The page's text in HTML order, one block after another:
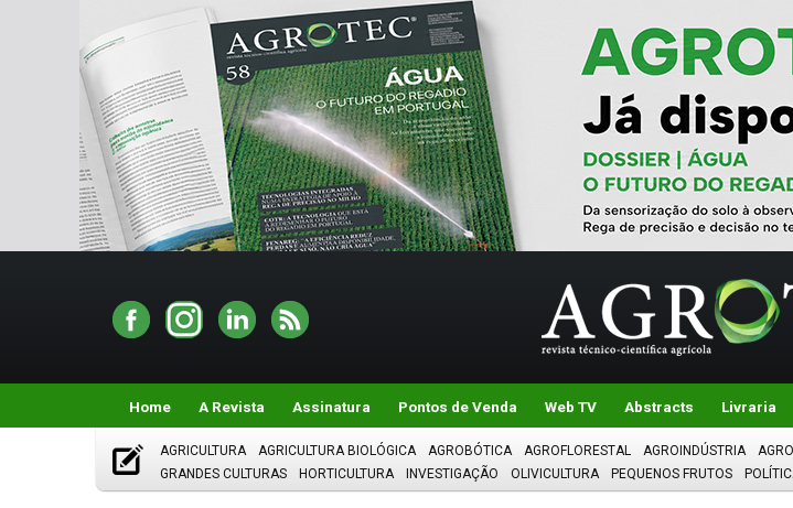
Home A Revista Assinatura Pontos de Venda Web TV Abstracts Livraria
AGRICULTURA AGRICULTURA BIOLÓGICA AGROBÓTICA AGROFLORESTAL AGROINDÚSTRIA
GRANDES CULTURAS
HORTICULTURA INVESTIGAÇÃO OLIVICULTURA PEQUENOS FRUTOS